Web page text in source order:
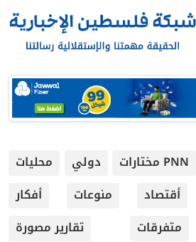
PNN مختارات دولي
محليات
أقتصاد منوعات
أفكار
متفرقات
تقارير مصورة